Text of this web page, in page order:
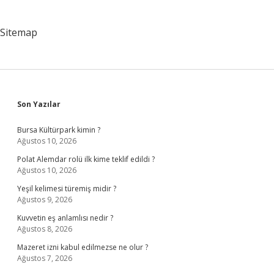
Sitemap
Sidebar
Son Yazılar
Bursa Kültürpark kimin ?
Ağustos 10, 2026
Polat Alemdar rolü ilk kime teklif edildi ?
Ağustos 10, 2026
Yeşil kelimesi türemiş midir ?
Ağustos 9, 2026
Kuvvetin eş anlamlısı nedir ?
Ağustos 8, 2026
Mazeret izni kabul edilmezse ne olur ?
Ağustos 7, 2026